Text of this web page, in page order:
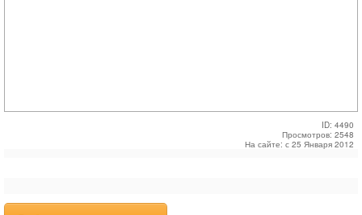
ID: 4490
Просмотров: 2548
На сайте: с 25 Января 2012